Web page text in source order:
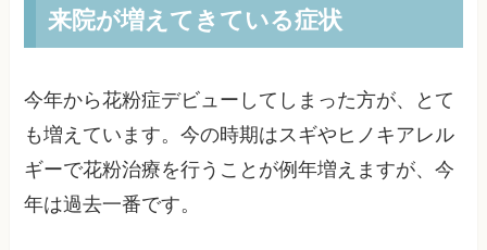
来院が増えてきている症状
今年から花粉症デビューしてしまった方が、とて
も増えています。今の時期はスギやヒノキアレル
ギーで花粉治療を行うことが例年増えますが、今
年は過去一番です。